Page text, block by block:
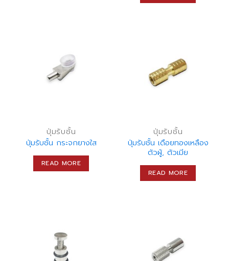
ปุ่มรับชั้น
ปุ่มรับชั้น กระจกยางใส
READ MORE
ปุ่มรับชั้น
ปุ่มรับชั้น เดือยทองเหลือง
ตัวผู้, ตัวเมีย
READ MORE